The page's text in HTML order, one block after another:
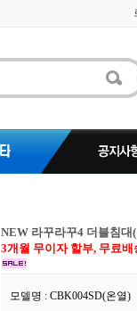
NEW 라꾸라꾸4 더블침대
3개월 무이자 할부, 무료배
모델명 : CBK004SD(온열)